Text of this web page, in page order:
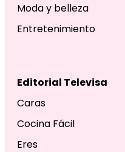
Moda y belleza
Entretenimiento
Editorial Televisa
Caras
Cocina Fácil
Eres